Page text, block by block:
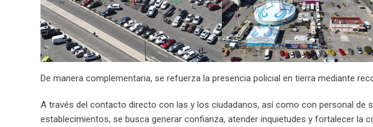
De manera complementaria, se refuerza la presencia policial en tierra mediante
A través del contacto directo con las y los ciudadanos, así como con personal de
establecimientos, se busca generar confianza, atender inquietudes y fortalecer la